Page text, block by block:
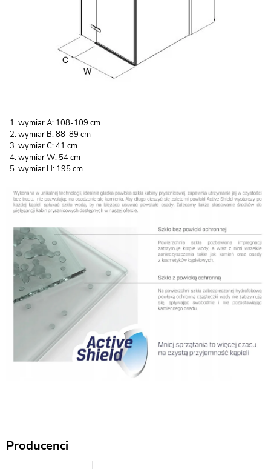
wymiar A: 108-109 cm
wymiar B: 88-89 cm
wymiar C: 41 cm
wymiar W: 54 cm
wymiar H: 195 cm
Producenci